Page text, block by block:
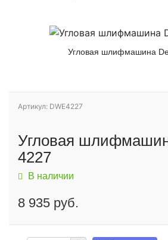
Угловая шлифмашина
Артикул: DWE4227
Угловая
4227
В наличии
8 935 руб.